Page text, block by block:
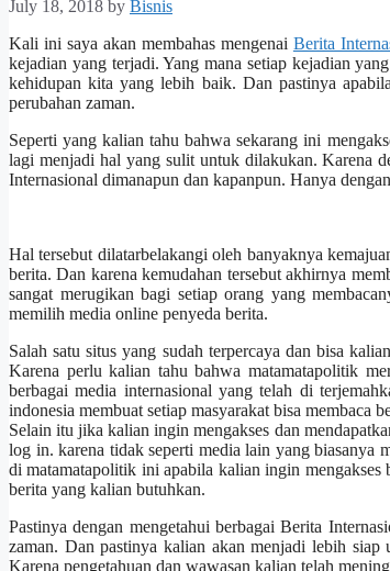
July 18, 2018 by Bisnis
Kali ini saya akan membahas mengenai Berita
kejadian yang terjadi. Yang mana setiap kejadian
kehidupan kita yang lebih baik. Dan pastinya
perubahan zaman.
Seperti yang kalian tahu bahwa sekarang ini
lagi menjadi hal yang sulit untuk dilakukan. Karena
Internasional dimanapun dan kapanpun. Hanya
Hal tersebut dilatarbelakangi oleh banyaknya
berita. Dan karena kemudahan tersebut akhirnya
sangat merugikan bagi setiap orang yang
memilih media online penyeda berita.
Salah satu situs yang sudah terpercaya dan bisa
Karena perlu kalian tahu bahwa matamatapolitik
berbagai media internasional yang telah di
indonesia membuat setiap masyarakat bisa membaca
Selain itu jika kalian ingin mengakses dan
log in. karena tidak seperti media lain yang biasanya
di matamatapolitik ini apabila kalian ingin mengakses
berita yang kalian butuhkan.
Pastinya dengan mengetahui berbagai Berita
zaman. Dan pastinya kalian akan menjadi lebih
Karena pengetahuan dan wawasan kalian telah